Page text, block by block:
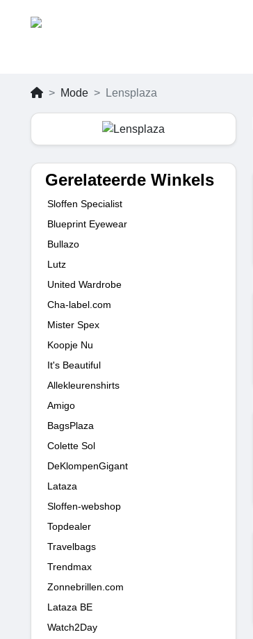
Mode Lensplaza
Gerelateerde Winkels
Sloffen Specialist
Blueprint Eyewear
Bullazo
Lutz
United Wardrobe
Cha-label.com
Mister Spex
Koopje Nu
It's Beautiful
Allekleurenshirts
Amigo
BagsPlaza
Colette Sol
DeKlompenGigant
Lataza
Sloffen-webshop
Topdealer
Travelbags
Trendmax
Zonnebrillen.com
Lataza BE
Watch2Day